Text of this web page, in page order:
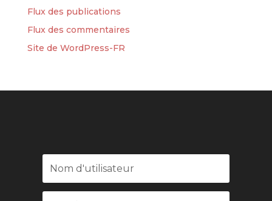
Flux des publications
Flux des commentaires
Site de WordPress-FR